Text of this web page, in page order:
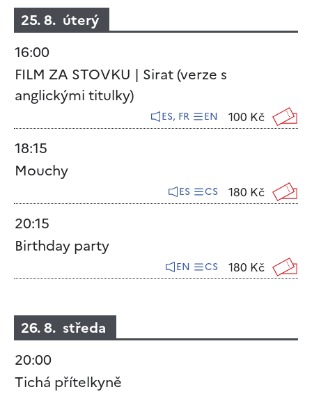
25. 8. úterý
16:00
FILM ZA STOVKU | Sirat (verze s
anglickými titulky)
ES, FR EN 100 Kč
18:15
Mouchy
ES CS 180 Kč
20:15
Birthday party
EN CS 180 Kč
26. 8. středa
20:00
Tichá přítelkyně